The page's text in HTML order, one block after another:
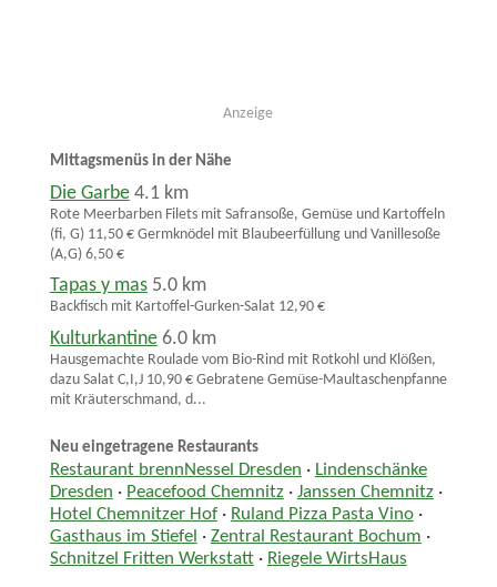
Anzeige
Mittagsmenüs in der Nähe
Die Garbe 4.1 km
Rote Meerbarben Filets mit Safransoße, Gemüse und Kartoffeln
(fi, G) 11,50 € Germknödel mit Blaubeerfüllung und Vanillesoße
(A,G) 6,50 €
Tapas y mas 5.0 km
Backfisch mit Kartoffel-Gurken-Salat 12,90 €
Kulturkantine 6.0 km
Hausgemachte Roulade vom Bio-Rind mit Rotkohl und Klößen,
dazu Salat C,I,J 10,90 € Gebratene Gemüse-Maultaschenpfanne
mit Kräuterschmand, d...
Neu eingetragene Restaurants
Restaurant brennNessel Dresden · Lindenschänke
Dresden · Peacefood Chemnitz· Janssen Chemnitz·
Hotel Chemnitzer Hof· Ruland Pizza Pasta Vino·
Gasthaus im Stiefel · Zentral Restaurant Bochum ·
Schnitzel Fritten Werkstatt· Riegele WirtsHaus